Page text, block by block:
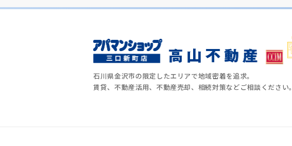
石川県金沢市の限定したエリアで地域密着を追求。
賃貸、不動産活用、不動産売却、相続対策などご相談ください。